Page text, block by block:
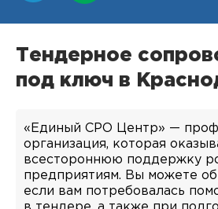
Тендерное
под ключ в
«Единый СРО Центр» —
организация, которая
всестороннюю поддержку
предприятиям. Вы можете
если вам потребовалась